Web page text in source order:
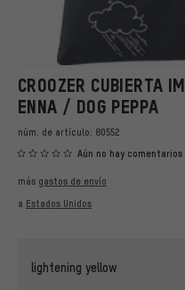
CROOZER CUBIERTA
ENNA / DOG PEPPA
núm. de artículo: 80552
Aún no hay comentarios
más gastos de envío
a Estados Unidos
lightening yellow